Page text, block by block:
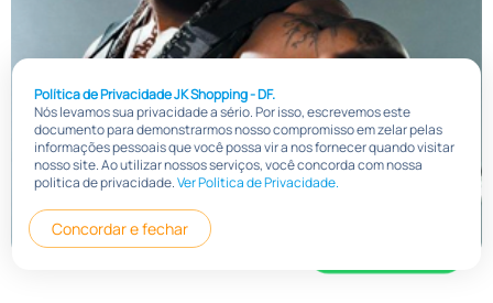
Política de Privacidade JK Shopping - DF.
Nós levamos sua privacidade a sério. Por isso, escrevemos este
documento para demonstrarmos nosso compromisso em zelar pelas
informações pessoais que você possa vir a nos fornecer quando visitar
nosso site. Ao utilizar nossos serviços, você concorda com nossa
politica de privacidade.Ver Política de Privacidade.
Concordar e fechar